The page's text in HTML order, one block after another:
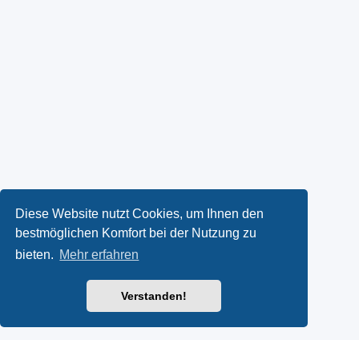
Diese Website nutzt Cookies, um Ihnen den
bestmöglichen Komfort bei der Nutzung zu
bieten. Mehr erfahren
Verstanden!